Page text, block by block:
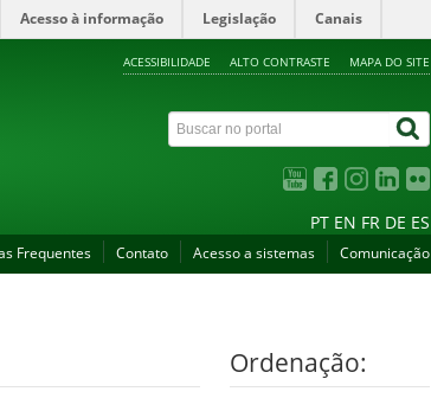
Acesso à informação Legislação Canais
ACESSIBILIDADE ALTO CONTRASTE MAPA DO SITE
PT EN FR DE ES
Frequentes Contato Acesso a sistemas Comunicação
Ordenação: